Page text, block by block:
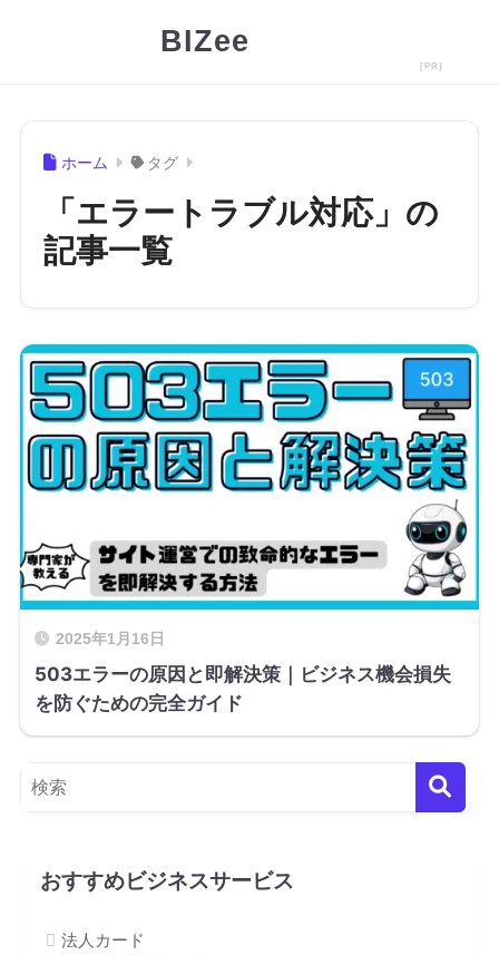
BIZee
ホーム タグ
「エラートラブル対応」の
記事一覧
2025年1月16日
503エラーの原因と即解決策｜ビジネス機会損失
を防ぐための完全ガイド
おすすめビジネスサービス
法人カード